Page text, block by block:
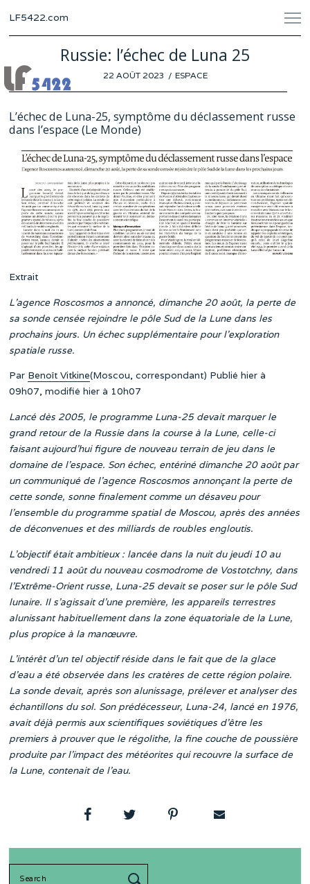
LF5422.com
Russie: l’échec de Luna 25
POSTED
22 AOÛT 2023 23ESPACE
L’échec de Luna-25, symptôme du déclassement russe
dans l’espace (Le Monde)
Extrait
L’agence Roscosmos a annoncé, dimanche 20 août, la perte de
sa sonde censée rejoindre le pôle Sud de la Lune dans les
prochains jours. Un échec supplémentaire pour l’exploration
spatiale russe.
Par Benoît Vitkine(Moscou, correspondant) Publié hier à
09h07, modifié hier à 10h07
Lancé dès 2005, le programme Luna-25 devait marquer le
grand retour de la Russie dans la course à la Lune, celle-ci
faisant aujourd’hui figure de nouveau terrain de jeu dans le
domaine de l’espace. Son échec, entériné dimanche 20 août par
un communiqué de l’agence Roscosmos annonçant la perte de
cette sonde, sonne finalement comme un désaveu pour
l’ensemble du programme spatial de Moscou, après des années
de déconvenues et des milliards de roubles engloutis.
L’objectif était ambitieux : lancée dans la nuit du jeudi 10 au
vendredi 11 août du nouveau cosmodrome de Vostotchny, dans
l’Extrême-Orient russe, Luna-25 devait se poser sur le pôle Sud
lunaire. Il s’agissait d’une première, les appareils terrestres
alunissant habituellement dans la zone équatoriale de la Lune,
plus propice à la manœuvre.
L’intérêt d’un tel objectif réside dans le fait que de la glace
d’eau a été observée dans les cratères de cette région polaire.
La sonde devait, après son alunissage, prélever et analyser des
échantillons du sol. Son prédécesseur, Luna-24, lancé en 1976,
avait déjà permis aux scientifiques soviétiques d’être les
premiers à prouver que le régolithe, la fine couche de poussière
produite par l’impact des météorites qui recouvre la surface de
la Lune, contenait de l’eau.